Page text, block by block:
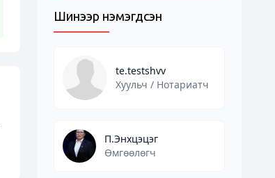
Шинээр нэмэгдсэн
te.testshvv
Хуульч / Нотариатч
П.Энхцэцэг
Өмгөөлөгч